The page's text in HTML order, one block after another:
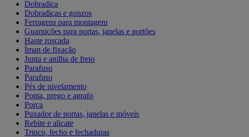
Dobradiça
Dobradiças e gonzos
Ferragens para montagem
Guarnições para portas, janelas e portões
Haste roscada
Íman de fixação
Junta e anilha de freio
Parafuso
Parafuso
Pés de nivelamento
Ponta, prego e agrafo
Porca
Puxador de portas, janelas e móveis
Rebite e alicate
Trinco, fecho e fechaduras